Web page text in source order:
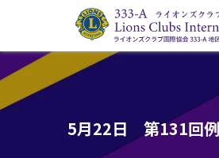
ライオンズクラブ国際協会333-A地区の活動
5月22日 第131回